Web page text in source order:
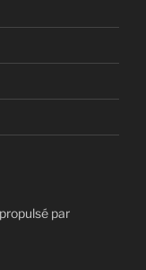
par